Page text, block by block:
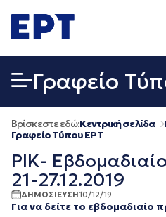
σε
περιεχόμενο
Γραφείο
Βρίσκεστε εδώ:Κεντρική σελίδα
Γραφείο Τύπου ΕΡΤ
ΡΙΚ-
21-27.12.2019
ΔΗΜΟΣΙΕΥΣΗ10/12/19
Για να δείτε το